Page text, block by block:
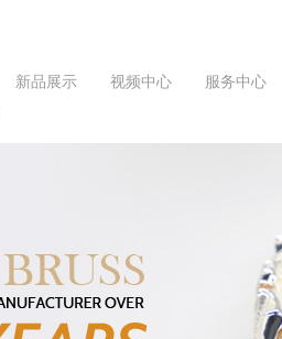
新品展示 视频中心 服务中心